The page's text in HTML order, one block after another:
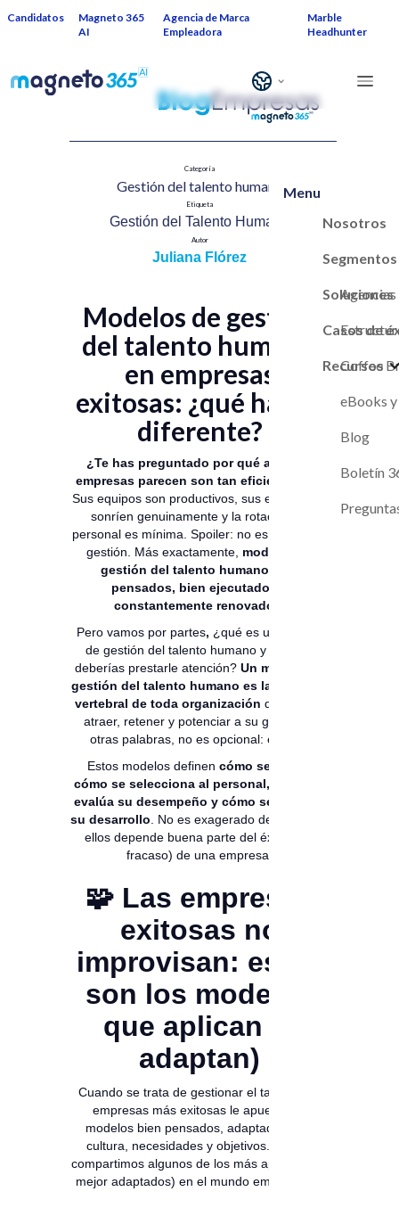
Candidatos
Magneto 365
AI
Agencia de Marca
Empleadora
Marble
Headhunter
Menu
Nosotros
Segmentos
Soluciones
Marca
Casos de
Coffee
Recursos
eBooks
Blog
Boletín
Magneto
Contacto
Próximos
Categoría
Gestión del talento humano​
Etiqueta
Gestión del Talento Humano​
Autor
Juliana Flórez
Modelos de gestión
del talento humano
en empresas
exitosas: ¿qué hacen
diferente?
¿Te has preguntado por qué algunas
empresas parecen son tan eficientes?
Sus equipos son productivos, sus empleados
sonríen genuinamente y la rotación de
personal es mínima. Spoiler: no es suerte, es
gestión. Más exactamente, modelos de
gestión del talento humano bien
pensados, bien ejecutados y
constantemente renovados.
Pero vamos por partes, ¿qué es un modelo
de gestión del talento humano y por qué
deberías prestarle atención? Un modelo de
gestión del talento humano es la columna
vertebral de toda organización que quiere
atraer, retener y potenciar a su gente
otras palabras, no es opcional: es vital.
Estos modelos definen cómo se lidera,
cómo se selecciona al personal, cómo se
evalúa su desempeño y cómo se impulsa
su desarrollo . No es exagerado decir que de
ellos depende buena parte del éxito (o el
fracaso) de una empresa.
🧩 Las empresas
exitosas no
improvisan: estos
son los modelos
que aplican (y
adaptan)
Cuando se trata de gestionar el talento, las
empresas más exitosas le apuestan a
modelos bien pensados, adaptados a su
cultura, necesidades y objetivos. Aquí te
compartimos algunos de los más aplicados (y
mejor adaptados) en el mundo empresarial.